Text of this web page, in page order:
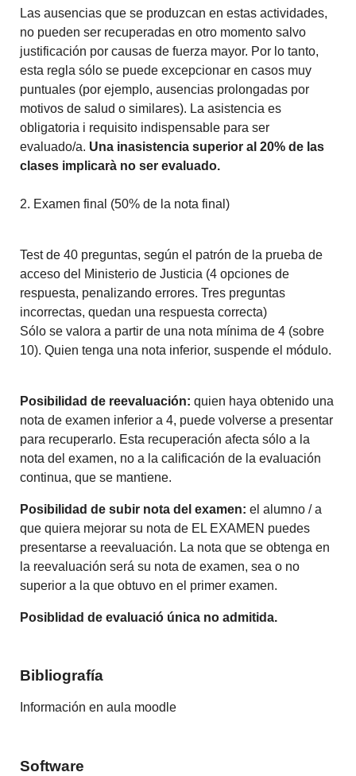
Las ausencias que se produzcan en estas actividades,
no pueden ser recuperadas en otro momento salvo
justificación por causas de fuerza mayor. Por lo tanto,
esta regla sólo se puede excepcionar en casos muy
puntuales (por ejemplo, ausencias prolongadas por
motivos de salud o similares). La asistencia es
obligatoria i requisito indispensable para ser
evaluado/a. Una inasistencia superior al 20% de las
clases implicarà no ser evaluado.
2. Examen final (50% de la nota final)
Test de 40 preguntas, según el patrón de la prueba de
acceso del Ministerio de Justicia (4 opciones de
respuesta, penalizando errores. Tres preguntas
incorrectas, quedan una respuesta correcta)
Sólo se valora a partir de una nota mínima de 4 (sobre
10). Quien tenga una nota inferior, suspende el módulo.
Posibilidad de reevaluación: quien haya obtenido una
nota de examen inferior a 4, puede volverse a presentar
para recuperarlo. Esta recuperación afecta sólo a la
nota del examen, no a la calificación de la evaluación
continua, que se mantiene.
Posibilidad de subir nota del examen: el alumno / a
que quiera mejorar su nota de EL EXAMEN puedes
presentarse a reevaluación. La nota que se obtenga en
la reevaluación será su nota de examen, sea o no
superior a la que obtuvo en el primer examen.
Posiblidad de evaluació única no admitida.
Bibliografía
Información en aula moodle
Software